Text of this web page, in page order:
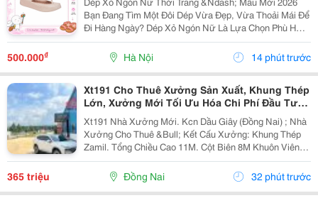
Bạn Đang Tìm Một Đôi Dép Vừa Đẹp, Vừa Thoải Mái Để
Đi Hàng Ngày? Dép Xỏ Ngón Nữ Là Lựa Chọn Phù Hợp
Cho Những Ngày Đi Chơi, Đi Biển, Dạo Phố Hoặc Sử
Dụng Thường Xuyên. ✅ Thiết Kế Thanh Lịch, Trẻ...
500.000₫ Hà Nội 14 phút trước
Xt191 Cho Thuê Xưởng Sản Xuất, Khung Thép
Lớn, Xưởng Mới Tối Ưu Hóa Chi Phí Đầu Tư
Sx
Xt191 Nhà Xưởng Mới. Kcn Dầu Giây (Đồng Nai) ; Nhà
Xưởng Cho Thuê &Bull; Kết Cấu Xưởng: Khung Thép
Zamil. Tổng Chiều Cao 11M. Cột Biên 8M Khuôn Viên
4700M2 ( 42M X 112M ) &Bull; Dt Nx Sản Xuất : 38M X
91M ( 3480 M&Sup2; ) &Bull; Dt Văn Phòng...
365 triệu Đồng Nai 32 phút trước